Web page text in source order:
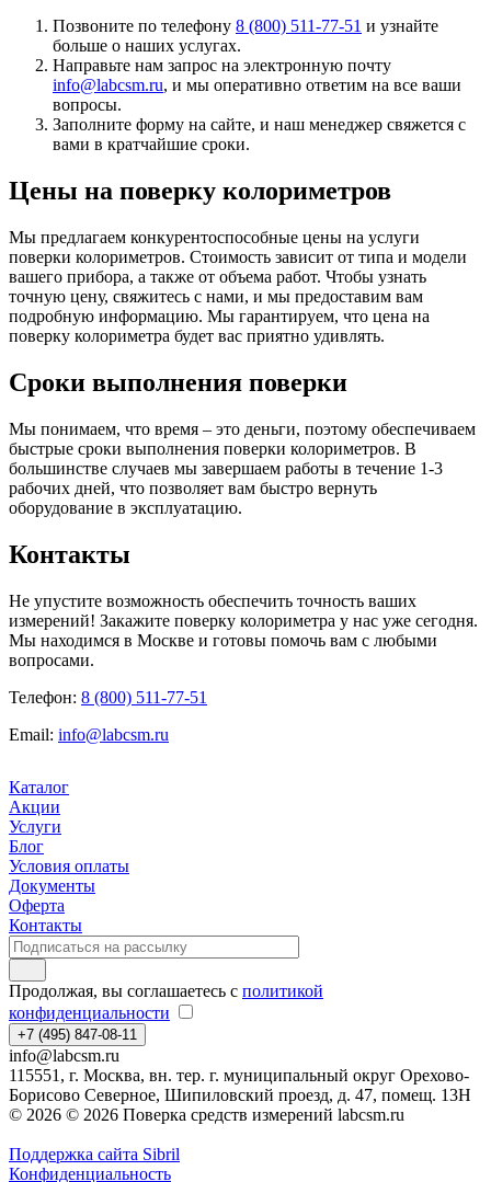
Позвоните по телефону 8 (800) 511-77-51 и узнайте
больше о наших услугах.
Направьте нам запрос на электронную почту
info@labcsm.ru, и мы оперативно ответим на все ваши
вопросы.
Заполните форму на сайте, и наш менеджер свяжется с
вами в кратчайшие сроки.
Цены на поверку колориметров
Мы предлагаем конкурентоспособные цены на услуги
поверки колориметров. Стоимость зависит от типа и модели
вашего прибора, а также от объема работ. Чтобы узнать
точную цену, свяжитесь с нами, и мы предоставим вам
подробную информацию. Мы гарантируем, что цена на
поверку колориметра будет вас приятно удивлять.
Сроки выполнения поверки
Мы понимаем, что время – это деньги, поэтому обеспечиваем
быстрые сроки выполнения поверки колориметров. В
большинстве случаев мы завершаем работы в течение 1-3
рабочих дней, что позволяет вам быстро вернуть
оборудование в эксплуатацию.
Контакты
Не упустите возможность обеспечить точность ваших
измерений! Закажите поверку колориметра у нас уже сегодня.
Мы находимся в Москве и готовы помочь вам с любыми
вопросами.
Телефон: 8 (800) 511-77-51
Email: info@labcsm.ru
Каталог
Акции
Услуги
Блог
Условия оплаты
Документы
Оферта
Контакты
Продолжая, вы соглашаетесь с политикой
конфиденциальности
+7 (495) 847-08-11
info@labcsm.ru
115551, г. Москва, вн. тер. г. муниципальный округ Орехово-
Борисово Северное, Шипиловский проезд, д. 47, помещ. 13Н
© 2026 © 2026 Поверка средств измерений labcsm.ru
Поддержка сайта Sibril
Конфиденциальность